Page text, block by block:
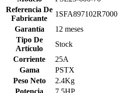
Referencia De
Fabricante
1SFA897102R7000
Garantía
12 meses
Tipo De
Artículo
Stock
Corriente
25A
Gama
PSTX
Peso Neto
2.4Kg